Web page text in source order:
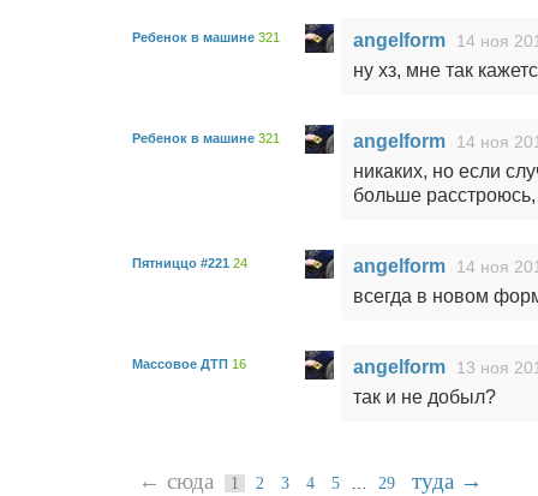
Ребенок в машине 321 angelform 14 ноя
ну хз, мне так
Ребенок в машине 321 angelform 14 ноя
никаких, но если
больше
Пятниццо #221 24 angelform 14 ноя
всегда в новом
Массовое ДТП 16 angelform 13 ноя
так и не добыл?
← сюда 1 2 3 4 5 29 туда →